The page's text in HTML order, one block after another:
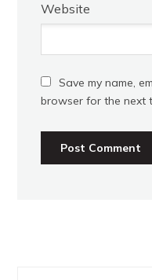
Website
Save my name,
browser for the next